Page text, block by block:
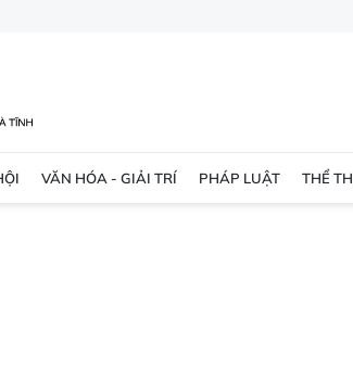
VĂN HÓA - GIẢI TRÍ PHÁP LUẬT THỂ